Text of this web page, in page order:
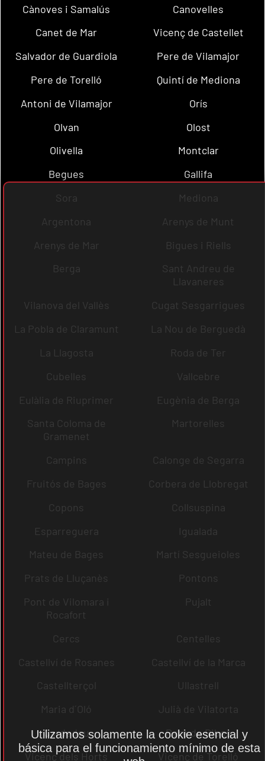
Cànoves i Samalús
Canovelles
Canet de Mar
Vicenç de Castellet
Salvador de Guardiola
Pere de Vilamajor
Pere de Torelló
Quintí de Mediona
Antoni de Vilamajor
Orís
Olvan
Olost
Olivella
Montclar
Begues
Gallifa
Sora
Mediona
Argentona
Arenys de Munt
Arenys de Mar
Bigues i Riells
Berga
Sant Andreu de
Llavaneres
Vilanova del Vallès
Cugat Sesgarrigues
La Pobla de Claramunt
La Nou de Berguedà
La Llagosta
Roda de Ter
Cubelles
Vallcebre
Eulàlia de Riuprimer
Eugènia de Berga
Santa Coloma de
Gramenet
Martorelles
Campins
Calonge de Segarra
Fruitós de Bages
Corbera de Llobregat
Copons
Collsuspina
Esparreguera
Igualada
Mateu de Bages
Martí Sesgueioles
Prats de Lluçanès
Pontons
Pont de Vilomara i
Rocafort
Pujalt
Cercs
Centelles
Castellví de Rosanes
Castellví de la Marca
Castellterçol
Ullastrell
Maria d´Oló
Julià de Vilatorta
Cardedeu
Pere de Ribes
Vicenç dels Horts
Vicenç de Torelló
Utilizamos solamente la cookie esencial y
básica para el funcionamiento mínimo de esta